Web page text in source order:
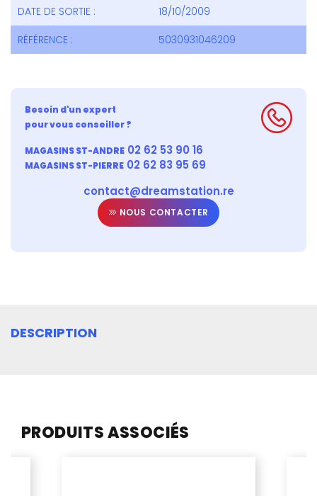
DATE DE SORTIE :
18/10/2009
RÉFÉRENCE :
5030931046209
Besoin d'un expert
pour vous conseiller ?
MAGASINS ST-ANDRE 02 62 53 90 16
MAGASINS ST-PIERRE 02 62 83 95 69
contact@dreamstation.re
NOUS CONTACTER
DESCRIPTION
PRODUITS ASSOCIÉS